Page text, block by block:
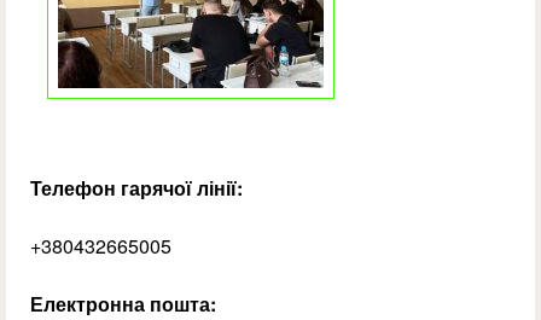
Телефон гарячої лінії:
+380432665005
Електронна пошта: